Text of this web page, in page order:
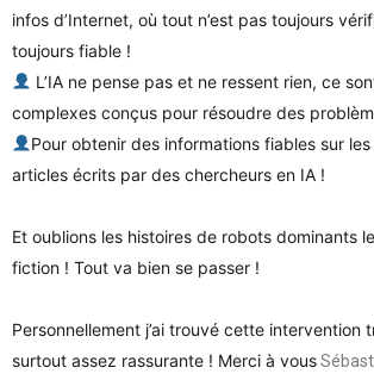
infos d’Internet, où tout n’est pas toujours
toujours fiable !
L’IA ne pense pas et ne ressent rien, ce
complexes conçus pour résoudre des
Pour obtenir des informations fiables sur
articles écrits par des chercheurs en IA !
Et oublions les histoires de robots dominants
fiction ! Tout va bien se passer !
Personnellement j’ai trouvé cette
surtout assez rassurante ! Merci à vous